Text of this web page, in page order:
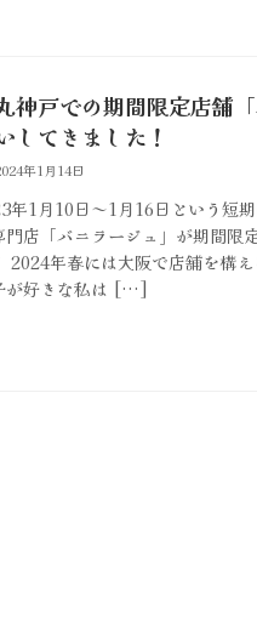
神戸での期間限定店舗
してきました！
年1月14日
年1月10日～1月16日という短
門店「バニラージュ」が期間限
2024年春には大阪で店舗を構
が好きな私は […]